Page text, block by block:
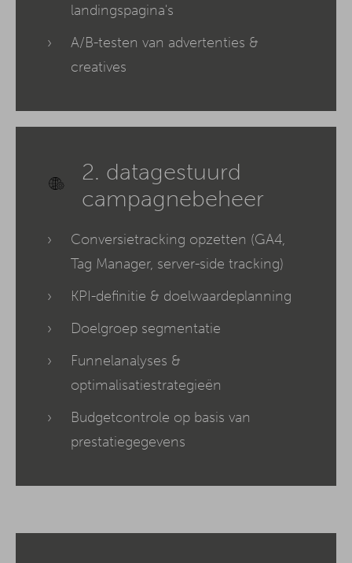
landingspagina's
A/B-testen van advertenties &
creatives
2. datagestuurd
campagnebeheer
Conversietracking opzetten (GA4,
Tag Manager, server-side tracking)
KPI-definitie & doelwaardeplanning
Doelgroep segmentatie
Funnelanalyses &
optimalisatiestrategieën
Budgetcontrole op basis van
prestatiegegevens